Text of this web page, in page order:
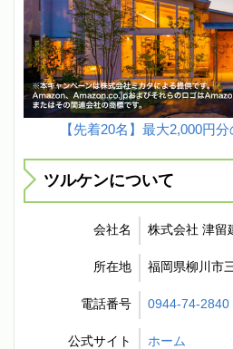
【先着20名】最大2,000円
ツルケンについて
会社名 株式会社 津留
所在地 福岡県柳川市
電話番号 0944-74-2840
公式サイト ホーム